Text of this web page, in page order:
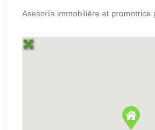
Asesoría immobilière et promotrice